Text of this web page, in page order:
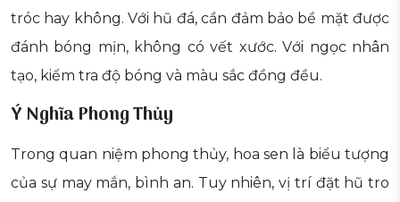
tróc hay không. Với hũ đá, cần đảm bảo bề mặt được
đánh bóng mịn, không có vết xước. Với ngọc nhân
tạo, kiểm tra độ bóng và màu sắc đồng đều.
Ý Nghĩa Phong Thủy
Trong quan niệm phong thủy, hoa sen là biểu tượng
của sự may mắn, bình an. Tuy nhiên, vị trí đặt hũ tro